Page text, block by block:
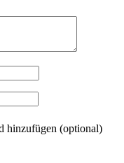
hinzufügen (optional)